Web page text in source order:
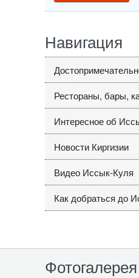
Навигация
Рестораны, бары,
Интересное об
Новости Киргизии
Видео Иссык-Куля
Как добраться до
Фотогалерея